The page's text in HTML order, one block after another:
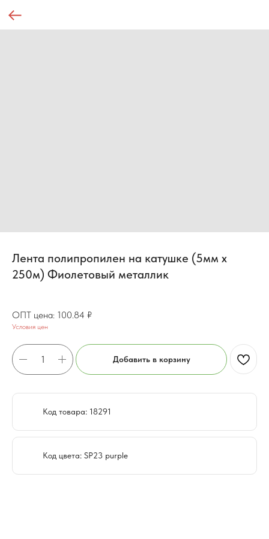
Лента полипропилен на катушке (5мм х
250м) Фиолетовый металлик
100.84 ₽
Условия цен
Добавить в корзину
Код товара: 18291
Код цвета: SP23 purple